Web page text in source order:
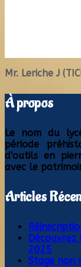
Mr. Leriche J
À propos
Le nom du
période
d'outils en
avec le
Articles
Découvrez
2025
Stage non